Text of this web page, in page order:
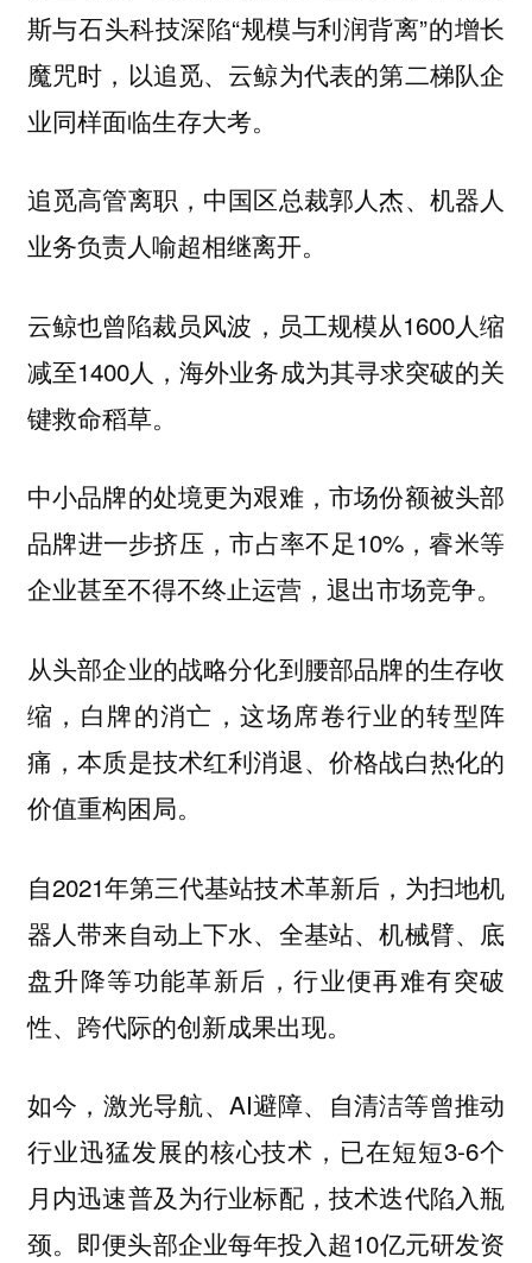
斯与石头科技深陷“规模与利润背离”的增长
魔咒时，以追觅、云鲸为代表的第二梯队企
业同样面临生存大考。
追觅高管离职，中国区总裁郭人杰、机器人
业务负责人喻超相继离开。
云鲸也曾陷裁员风波，员工规模从1600人缩
减至1400人，海外业务成为其寻求突破的关
键救命稻草。
中小品牌的处境更为艰难，市场份额被头部
品牌进一步挤压，市占率不足10%，睿米等
企业甚至不得不终止运营，退出市场竞争。
从头部企业的战略分化到腰部品牌的生存收
缩，白牌的消亡，这场席卷行业的转型阵
痛，本质是技术红利消退、价格战白热化的
价值重构困局。
自2021年第三代基站技术革新后，为扫地机
器人带来自动上下水、全基站、机械臂、底
盘升降等功能革新后，行业便再难有突破
性、跨代际的创新成果出现。
如今，激光导航、AI避障、自清洁等曾推动
行业迅猛发展的核心技术，已在短短3-6个
月内迅速普及为行业标配，技术迭代陷入瓶
颈。即便头部企业每年投入超10亿元研发资